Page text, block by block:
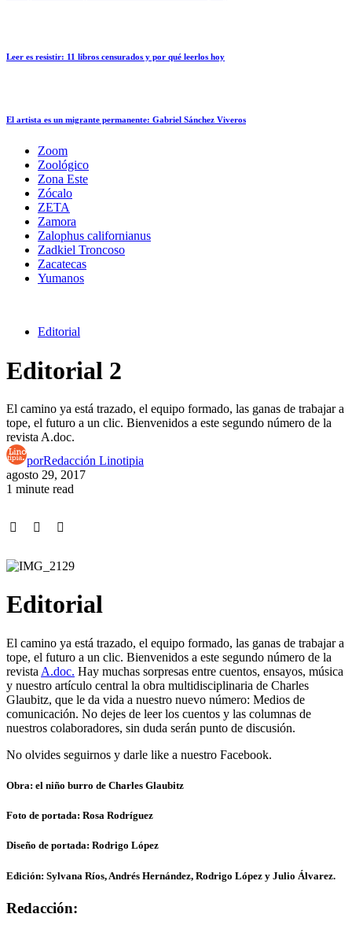
Leer es resistir: 11 libros censurados y por qué leerlos hoy
El artista es un migrante permanente: Gabriel Sánchez Viveros
Zoom
Zoológico
Zona Este
Zócalo
ZETA
Zamora
Zalophus californianus
Zadkiel Troncoso
Zacatecas
Yumanos
Editorial
Editorial 2
El camino ya está trazado, el equipo formado, las ganas de trabajar a
tope, el futuro a un clic. Bienvenidos a este segundo número de la
revista A.doc.
porRedacción Linotipia
agosto 29, 2017
1 minute read
Editorial
El camino ya está trazado, el equipo formado, las ganas de trabajar a
tope, el futuro a un clic. Bienvenidos a este segundo número de la
revista A.doc. Hay muchas sorpresas entre cuentos, ensayos, música
y nuestro artículo central la obra multidisciplinaria de Charles
Glaubitz, que le da vida a nuestro nuevo número: Medios de
comunicación. No dejes de leer los cuentos y las columnas de
nuestros colaboradores, sin duda serán punto de discusión.
No olvides seguirnos y darle like a nuestro Facebook.
Obra: el niño burro de Charles Glaubitz
Foto de portada: Rosa Rodríguez
Diseño de portada: Rodrigo López
Edición: Sylvana Ríos, Andrés Hernández, Rodrigo López y Julio Álvarez.
Redacción: